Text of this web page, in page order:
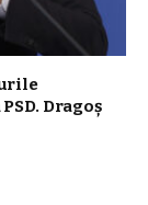
Dragoș